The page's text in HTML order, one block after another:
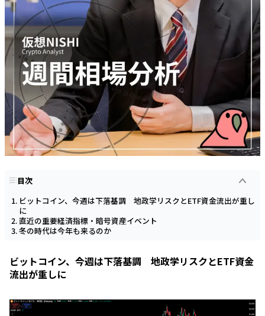
目次
ビットコイン、今週は下落基調 地政学リスクとETF資金流出が重し
に
直近の重要経済指標・暗号資産イベント
冬の時代は今年も来るのか
ビットコイン、今週は下落基調 地政学リスクとETF資金
流出が重しに